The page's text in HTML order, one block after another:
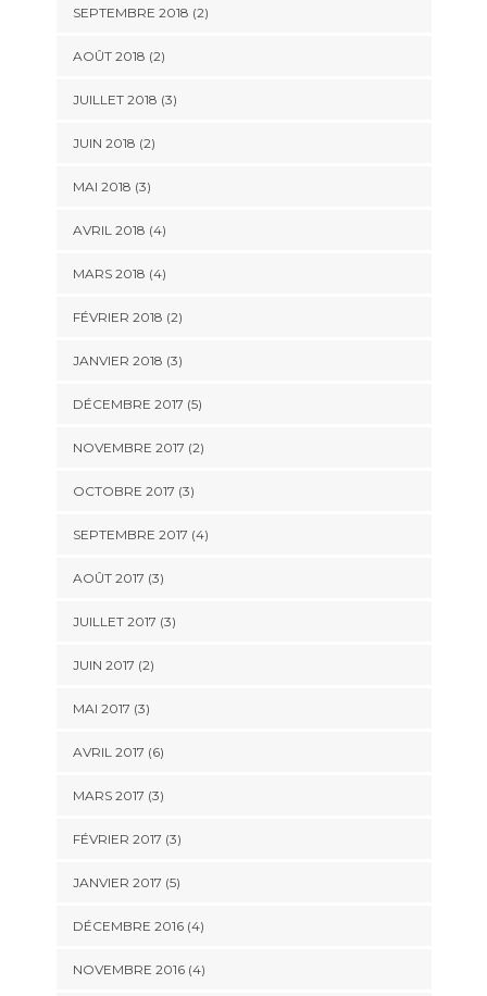
SEPTEMBRE 2018 (2)
AOÛT 2018 (2)
JUILLET 2018 (3)
JUIN 2018 (2)
MAI 2018 (3)
AVRIL 2018 (4)
MARS 2018 (4)
FÉVRIER 2018 (2)
JANVIER 2018 (3)
DÉCEMBRE 2017 (5)
NOVEMBRE 2017 (2)
OCTOBRE 2017 (3)
SEPTEMBRE 2017 (4)
AOÛT 2017 (3)
JUILLET 2017 (3)
JUIN 2017 (2)
MAI 2017 (3)
AVRIL 2017 (6)
MARS 2017 (3)
FÉVRIER 2017 (3)
JANVIER 2017 (5)
DÉCEMBRE 2016(4)
NOVEMBRE 2016(4)